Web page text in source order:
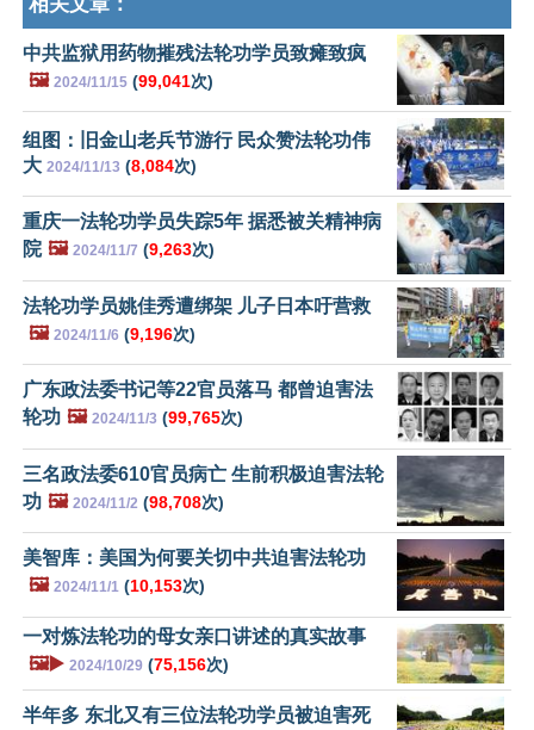
中共监狱用药物摧残法轮功学员致瘫致疯
🖼️ 2024/11/15 (99,041次)
组图：旧金山老兵节游行 民众赞法轮功伟
大 2024/11/13 (8,084次)
重庆一法轮功学员失踪5年 据悉被关精神病
院 🖼️ 2024/11/7 (9,263次)
法轮功学员姚佳秀遭绑架 儿子日本吁营救
🖼️ 2024/11/6 (9,196次)
广东政法委书记等22官员落马 都曾迫害法
轮功 🖼️ 2024/11/3 (99,765次)
三名政法委610官员病亡 生前积极迫害法轮
功 🖼️ 2024/11/2 (98,708次)
美智库：美国为何要关切中共迫害法轮功
🖼️ 2024/11/1 (10,153次)
一对炼法轮功的母女亲口讲述的真实故事
🖼️▶️ 2024/10/29 (75,156次)
半年多 东北又有三位法轮功学员被迫害死